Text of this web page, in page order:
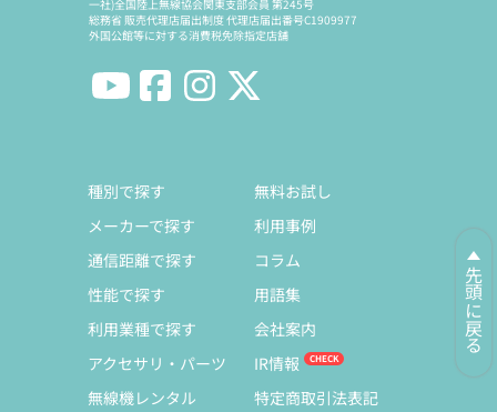
先頭に戻る
一社)全国陸上無線協会関東支部会員 第245号
総務省 販売代理店届出制度 代理店届出番号C1909977
外国公館等に対する消費税免除指定店舗
種別で探す
メーカーで探す
通信距離で探す
性能で探す
利用業種で探す
アクセサリ・パーツ
無線機レンタル
無料お試し
利用事例
コラム
用語集
会社案内
IR情報
特定商取引法表記